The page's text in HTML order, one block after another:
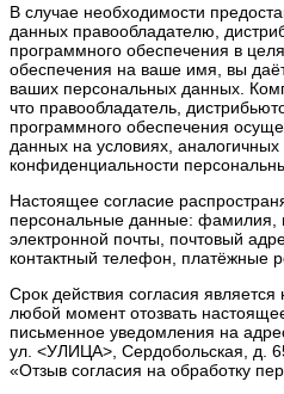
В случае необходимости
данных правообладателю,
программного обеспечения в
обеспечения на ваше имя, вы
ваших персональных данных.
что правообладатель,
программного обеспечения
данных на условиях,
конфиденциальности
Настоящее согласие
персональные данные: фамилия,
электронной почты, почтовый
контактный телефон, платёжные
Срок действия согласия
любой момент отозвать
письменное уведомления на
ул. <УЛИЦА>, Сердобольская, д.
«Отзыв согласия на обработку